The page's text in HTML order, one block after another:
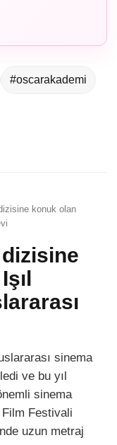
#oscarakademi
konuk olan
dizisine
sinema
ve bu yıl
sinema
Festivali
uzun metraj